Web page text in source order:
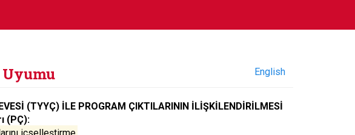
English
(TYYÇ) İLE PROGRAM ÇIKTILARININ İLİŞKİLENDİRİLMESİ
(PÇ):